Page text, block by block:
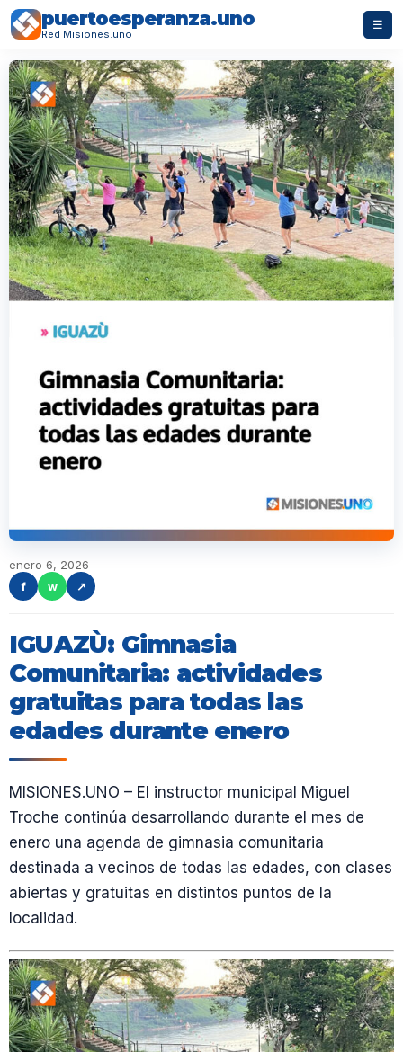
puertoesperanza.uno
Red Misiones.uno
☰
enero 6, 2026
f
w ↗
IGUAZÙ: Gimnasia
Comunitaria: actividades
gratuitas para todas las
edades durante enero
MISIONES.UNO – El instructor municipal Miguel
Troche continúa desarrollando durante el mes de
enero una agenda de gimnasia comunitaria
destinada a vecinos de todas las edades, con clases
abiertas y gratuitas en distintos puntos de la
localidad.